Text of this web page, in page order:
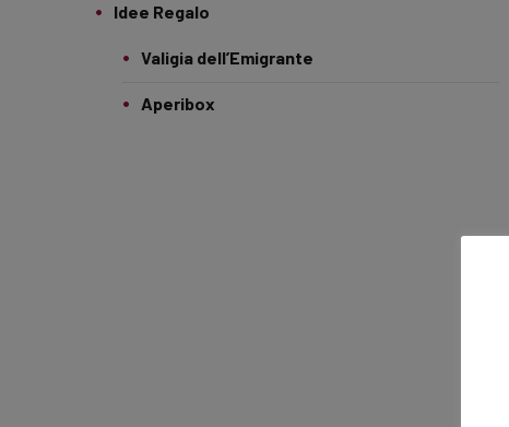
Idee Regalo
Valigia dell’Emigrante
Aperibox